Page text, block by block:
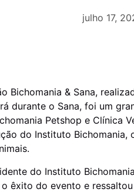
julho 17,
Bichomania & Sana,
durante o Sana, foi um
Petshop e Clínica
do Instituto Bichomania,
do Instituto
o êxito do evento e